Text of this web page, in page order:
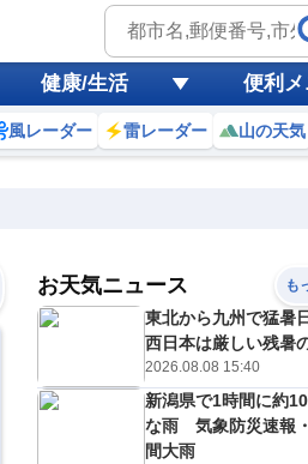
健康/生活 便利
風レーダー 雷レーダー 山の天気
8
ミリ
9
0
10
お天気ニュース も
東北から九州で猛暑
西日本は厳しい残暑
2026.08.08 15:40
新潟県で1時間に約
な雨 気象防災速報
間大雨